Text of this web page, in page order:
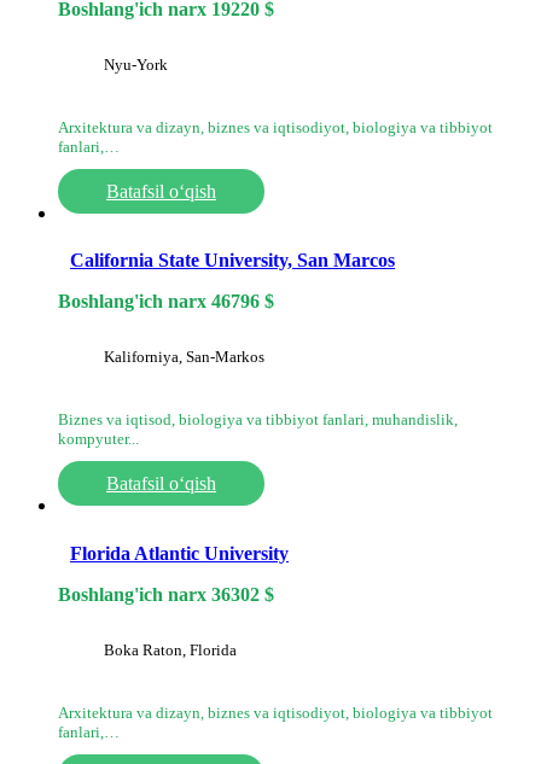
Boshlang'ich narx 19220 $
Nyu-York
Arxitektura va dizayn, biznes va iqtisodiyot, biologiya va tibbiyot
fanlari,…
Batafsil o‘qish
California State University, San Marcos
Boshlang'ich narx 46796 $
Kaliforniya, San-Markos
Biznes va iqtisod, biologiya va tibbiyot fanlari, muhandislik,
kompyuter...
Batafsil o‘qish
Florida Atlantic University
Boshlang'ich narx 36302 $
Boka Raton, Florida
Arxitektura va dizayn, biznes va iqtisodiyot, biologiya va tibbiyot
fanlari,…